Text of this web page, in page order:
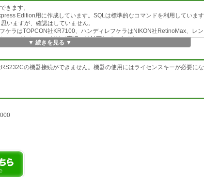
きます。
Edition用に作成しています。SQLは標準的なコマンドを利用しています
いますが、確認はしていません。
ケラはTOPCON社KR7100、ハンディレフケラはNIKON社RetinoMax、レン
コンはメニューだけで実機には対応していません。
。PDF作成は直接生成しますので、他のアプリケーションは不要です。
す。
▼ 続きを見る ▼
の機器接続ができません。機器の使用にはライセンスキーが必要にな